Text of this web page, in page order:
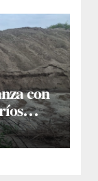
con